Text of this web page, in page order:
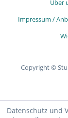
Über
Impressum /
Copyright ©
Datenschutz und